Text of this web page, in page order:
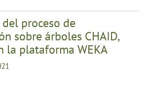
proceso de
sobre árboles CHAID,
la plataforma WEKA